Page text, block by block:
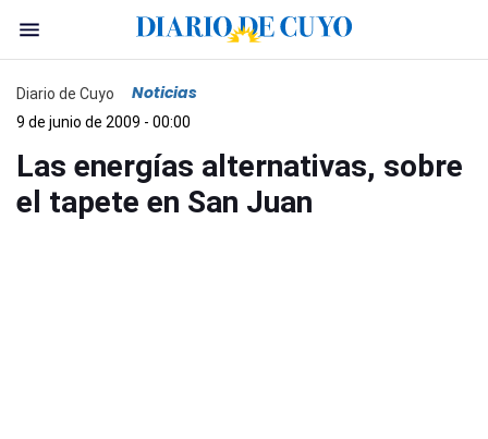
Diario de Cuyo Noticias
9 de junio de 2009 - 00:00
Las energías alternativas, sobre
el tapete en San Juan